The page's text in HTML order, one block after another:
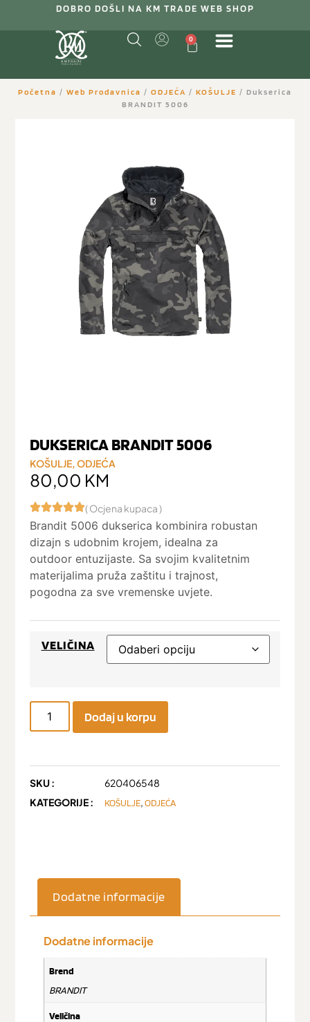
DOBRO DOŠLI NA KM TRADE WEB SHOP
0
Početna / Web Prodavnica / ODJEĆA / KOŠULJE / Dukserica
BRANDIT 5006
DUKSERICA BRANDIT 5006
KOŠULJE,ODJEĆA
80,00 KM
( Ocjena kupaca )
Brandit 5006 dukserica kombinira robustan
dizajn s udobnim krojem, idealna za
outdoor entuzijaste. Sa svojim kvalitetnim
materijalima pruža zaštitu i trajnost,
pogodna za sve vremenske uvjete.
VELIČINA
Dodaj u korpu
SKU :
620406548
KATEGORIJE :
KOŠULJE,ODJEĆA
Dodatne informacije
Dodatne informacije
Brend
BRANDIT
Veličina